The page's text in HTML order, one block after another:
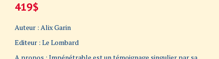
419$
Auteur : Alix Garin
Editeur : Le Lombard